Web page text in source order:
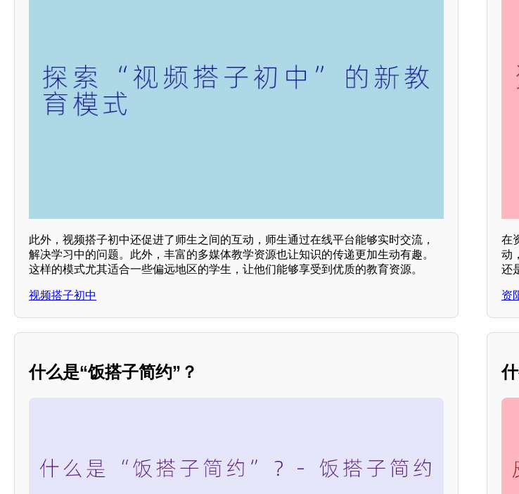
此外，视频搭子初中还促进了师生之间的互动，师生通过在线平台能够实时交流，
解决学习中的问题。此外，丰富的多媒体教学资源也让知识的传递更加生动有趣。
这样的模式尤其适合一些偏远地区的学生，让他们能够享受到优质的教育资源。
视频搭子初中
在
动
还
资
什么是“饭搭子简约”？